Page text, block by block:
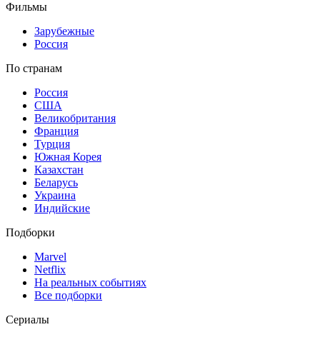
Фильмы
Зарубежные
Россия
По странам
Россия
США
Великобритания
Франция
Турция
Южная Корея
Казахстан
Беларусь
Украина
Индийские
Подборки
Marvel
Netflix
На реальных событиях
Все подборки
Сериалы